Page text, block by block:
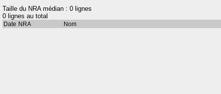
Taille du NRA médian : 0 lignes
0 lignes au total
Date NRA Nom